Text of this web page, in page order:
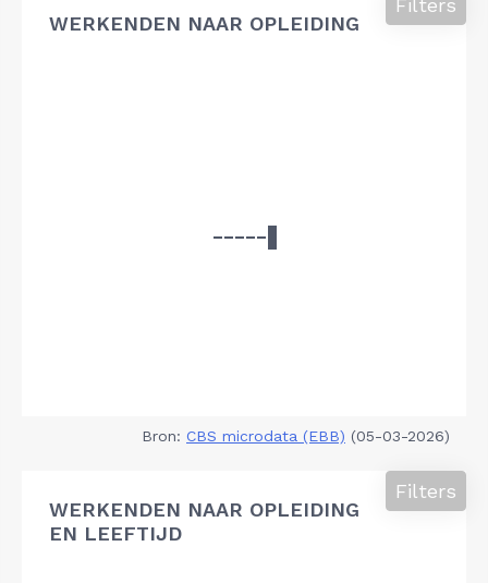
WERKENDEN NAAR OPLEIDING
Filters
Bron: CBS microdata (EBB) (05-03-2026)
WERKENDEN NAAR OPLEIDING
EN LEEFTIJD
Filters